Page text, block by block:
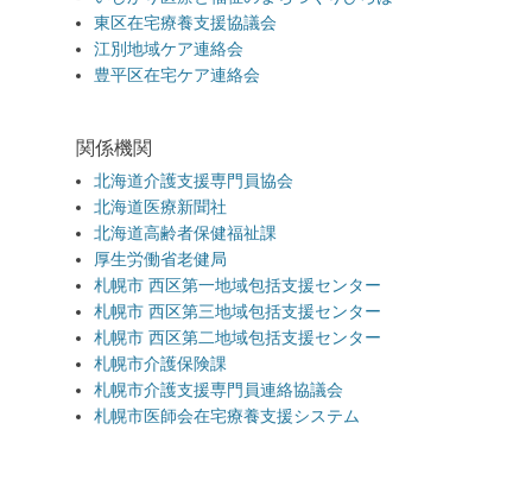
東区在宅療養支援協議会
江別地域ケア連絡会
豊平区在宅ケア連絡会
関係機関
北海道介護支援専門員協会
北海道医療新聞社
北海道高齢者保健福祉課
厚生労働省老健局
札幌市 西区第一地域包括支援センター
札幌市 西区第三地域包括支援センター
札幌市 西区第二地域包括支援センター
札幌市介護保険課
札幌市介護支援専門員連絡協議会
札幌市医師会在宅療養支援システム